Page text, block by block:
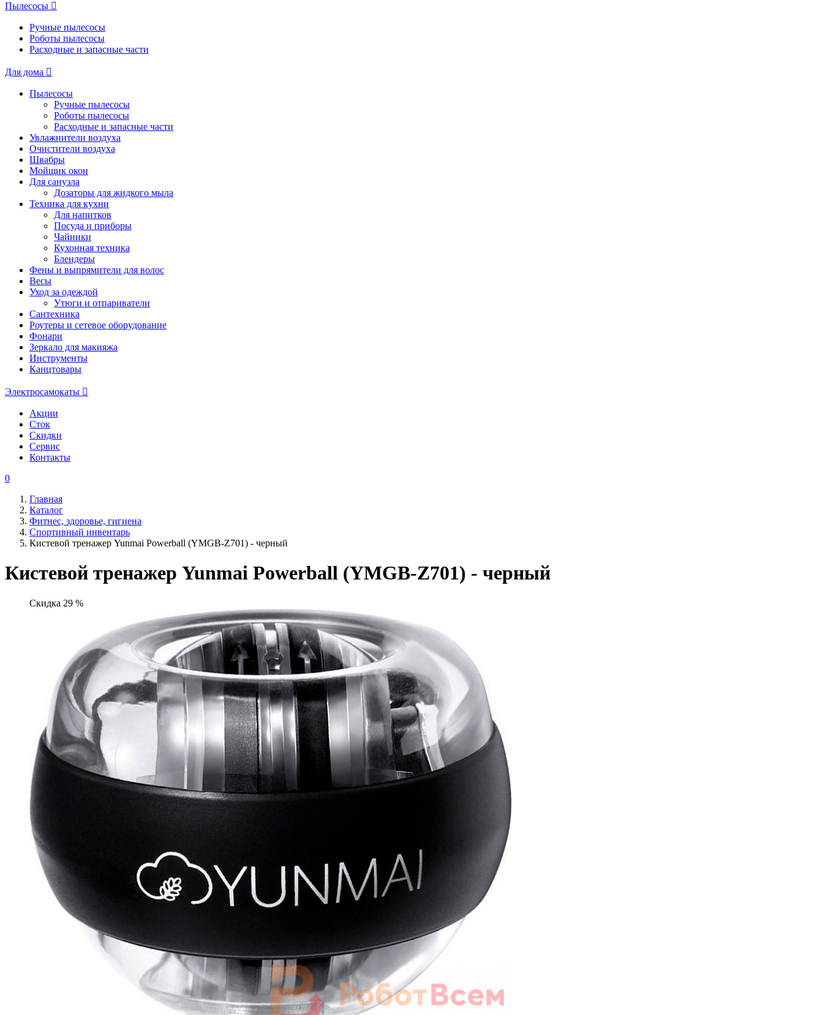
Пылесосы
Ручные пылесосы
Роботы пылесосы
Расходные и запасные части
Для дома
Пылесосы
Ручные пылесосы
Роботы пылесосы
Расходные и запасные части
Увлажнители воздуха
Очистители воздуха
Швабры
Мойщик окон
Для санузла
Дозаторы для жидкого мыла
Техника для кухни
Для напитков
Посуда и приборы
Чайники
Кухонная техника
Блендеры
Фены и выпрямители для волос
Весы
Уход за одеждой
Утюги и отпариватели
Сантехника
Роутеры и сетевое оборудование
Фонари
Зеркало для макияжа
Инструменты
Канцтовары
Электросамокаты
Акции
Сток
Скидки
Сервис
Контакты
0
Главная
Каталог
Фитнес, здоровье, гигиена
Спортивный инвентарь
Кистевой тренажер Yunmai Powerball (YMGB-Z701) - черный
Кистевой тренажер Yunmai Powerball (YMGB-Z701) - черный
Скидка 29 %